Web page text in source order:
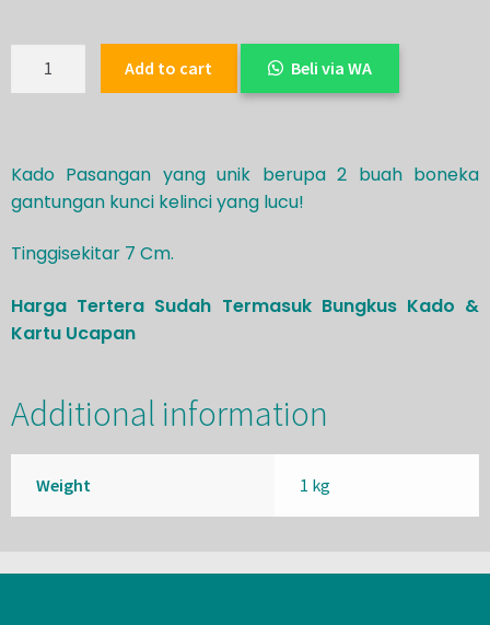
Add to cart Beli via WA
Kado Pasangan yang unik berupa 2 buah boneka
gantungan kunci kelinci yang lucu!
Tinggisekitar 7 Cm.
Harga Tertera Sudah Termasuk Bungkus Kado &
Kartu Ucapan
Additional information
Weight 1 kg